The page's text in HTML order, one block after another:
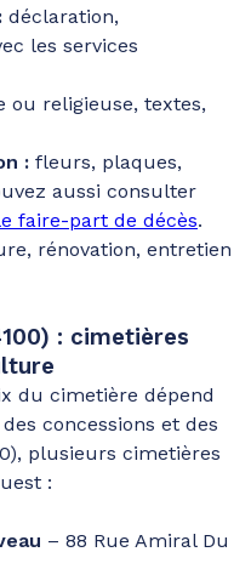
déclaration,
les services
ou religieuse, textes,
: fleurs, plaques,
aussi consulter
faire-part de décès.
rénovation, entretien
: cimetières
du cimetière dépend
concessions et des
plusieurs cimetières
:
– 88 Rue Amiral Du